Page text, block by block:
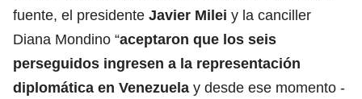
fuente, el presidente Javier Milei y la canciller
Diana Mondino “aceptaron que los seis
perseguidos ingresen a la representación
diplomática en Venezuela y desde ese momento -